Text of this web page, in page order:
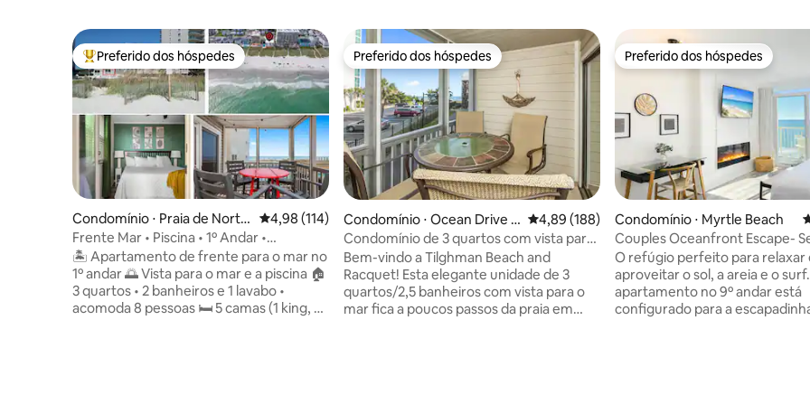
Entre os melhores preferidos dos hóspedes
Preferido dos hóspedes
Condomínio ⋅ Praia de North
Myrtle
4,98 de uma avaliação média de 5, 114 avaliações
4,98 (114)
Frente Mar • Piscina • 1º Andar •
Acomoda 8 • Vistas
🏝️ Apartamento de frente para o mar no
1º andar 🌅 Vista para o mar e a piscina 🏠
3 quartos • 2 banheiros e 1 lavabo •
acomoda 8 pessoas 🛏️ 5 camas (1 king, 2
Preferido dos hóspedes
Preferido dos hóspedes
Condomínio ⋅ Ocean Drive B
each
4,89 de uma avaliação média de 5, 188
4,89 (188)
Condomínio de 3 quartos com vista para
o mar - a poucos passos da praia
Bem-vindo a Tilghman Beach and
Racquet! Esta elegante unidade de 3
quartos/2,5 banheiros com vista para o
mar fica a poucos passos da praia em
Preferido dos hóspedes
Preferido dos hóspedes
Condomínio ⋅ Myrtle Beach
Couples Oceanfront Escape-
903 NT
O refúgio perfeito para relaxar
aproveitar o sol, a areia e o surf. Este
apartamento no 9º andar está
configurado para a